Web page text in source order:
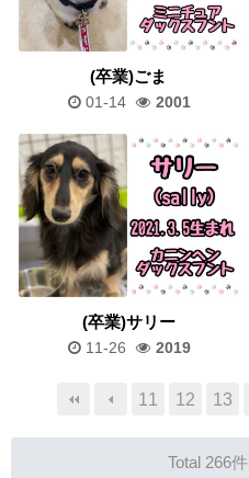
(卒業)ごま
01-14 2001
(卒業)サリー
11-26 2019
11 12 13
Total 266件